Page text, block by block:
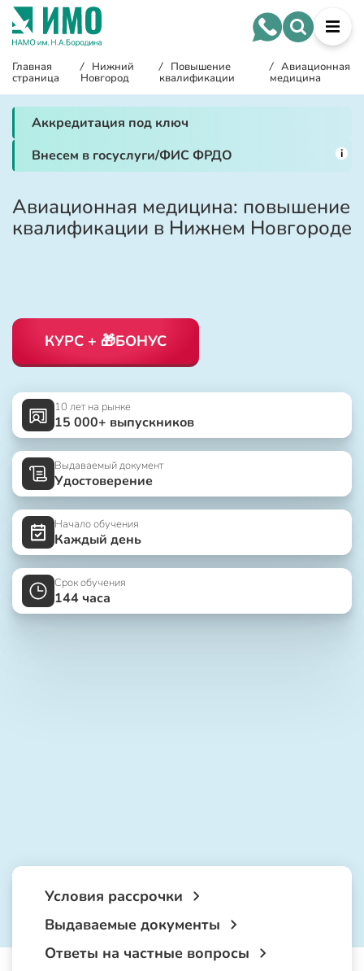
Главная
страница
/ Нижний
Новгород
/ Повышение
квалификации
/ Авиационная
медицина
Аккредитация под ключ
Внесем в госуслуги/ФИС ФРДО
i
Авиационная медицина: повышение
квалификации в Нижнем Новгороде
КУРС + 🎁БОНУС
10 лет на рынке
15 000+ выпускников
Выдаваемый документ
Удостоверение
Начало обучения
Каждый день
Срок обучения
144 часа
Условия рассрочки
Выдаваемые документы
Ответы на частные вопросы